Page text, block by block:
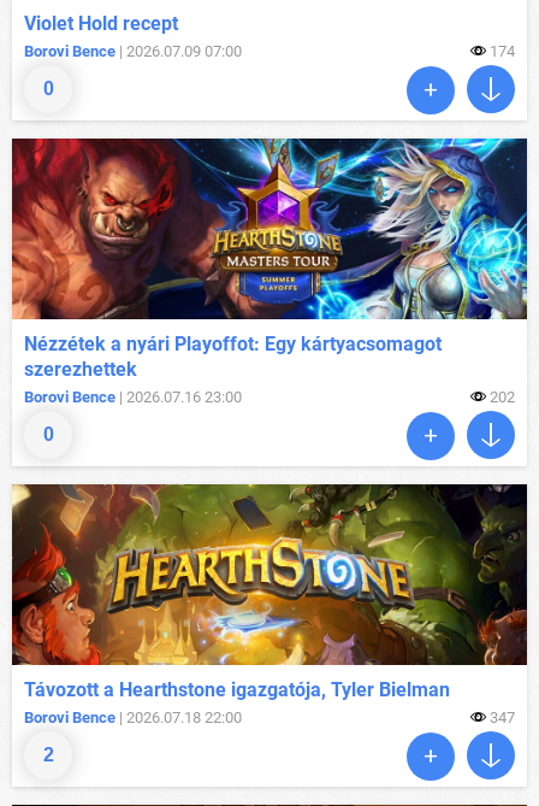
0
Violet Hold recept
Borovi Bence | 2026.07.09 07:00 174
0
Nézzétek a nyári Playoffot: Egy kártyacsomagot
szerezhettek
Borovi Bence | 2026.07.16 23:00 202
2
Távozott a Hearthstone igazgatója, Tyler Bielman
Borovi Bence | 2026.07.18 22:00 347